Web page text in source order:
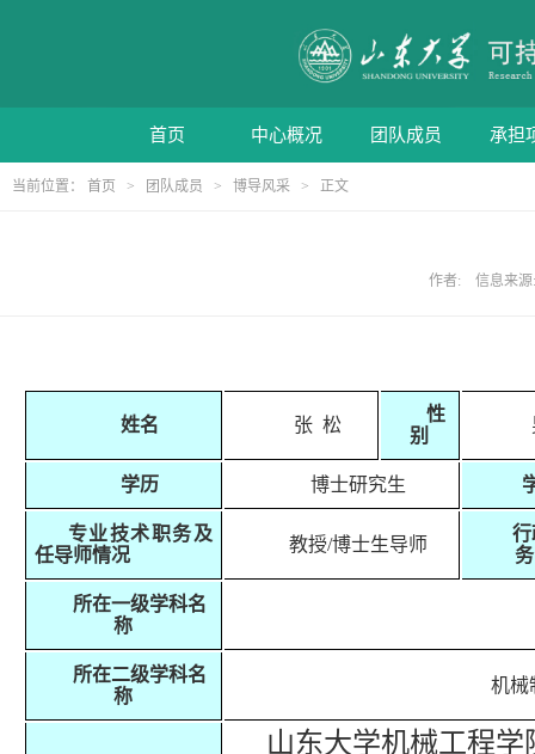
首页 中心概况 团队成员 承担
当前位置： 首页 > 团队成员 > 博导风采 > 正文
作者: 信息来源
姓名 张 松
性
别
学历 博士研究生
专业技术职务及
任导师情况
教授/博士生导师
行
务
所在一级学科名
称
所在二级学科名
称
机械
山东大学机械工程